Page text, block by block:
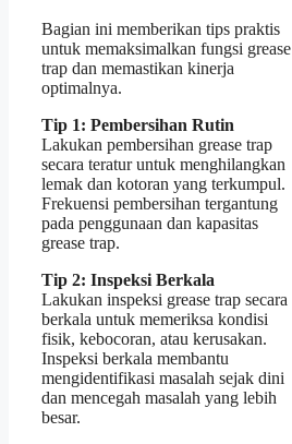
Bagian ini memberikan tips praktis
untuk memaksimalkan fungsi grease
trap dan memastikan kinerja
optimalnya.
Tip 1: Pembersihan Rutin
Lakukan pembersihan grease trap
secara teratur untuk menghilangkan
lemak dan kotoran yang terkumpul.
Frekuensi pembersihan tergantung
pada penggunaan dan kapasitas
grease trap.
Tip 2: Inspeksi Berkala
Lakukan inspeksi grease trap secara
berkala untuk memeriksa kondisi
fisik, kebocoran, atau kerusakan.
Inspeksi berkala membantu
mengidentifikasi masalah sejak dini
dan mencegah masalah yang lebih
besar.